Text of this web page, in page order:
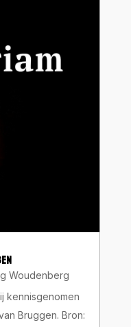
Woudenberg
kennisgenomen
Bruggen. Bron: